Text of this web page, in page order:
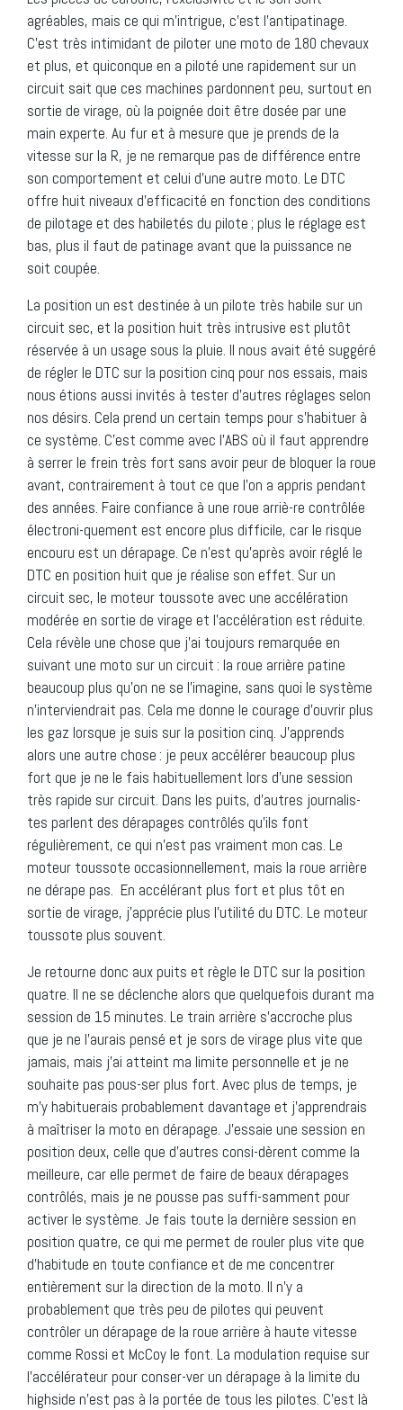
agréables, mais ce qui m’intrigue, c’est l’antipatinage.
C’est très intimidant de piloter une moto de 180 chevaux
et plus, et quiconque en a piloté une rapidement sur un
circuit sait que ces machines pardonnent peu, surtout en
sortie de virage, où la poignée doit être dosée par une
main experte. Au fur et à mesure que je prends de la
vitesse sur la R, je ne remarque pas de différence entre
son comportement et celui d’une autre moto. Le DTC
offre huit niveaux d’efficacité en fonction des conditions
de pilotage et des habiletés du pilote ; plus le réglage est
bas, plus il faut de patinage avant que la puissance ne
soit coupée.
La position un est destinée à un pilote très habile sur un
circuit sec, et la position huit très intrusive est plutôt
réservée à un usage sous la pluie. Il nous avait été suggéré
de régler le DTC sur la position cinq pour nos essais, mais
nous étions aussi invités à tester d’autres réglages selon
nos désirs. Cela prend un certain temps pour s’habituer à
ce système. C’est comme avec l’ABS où il faut apprendre
à serrer le frein très fort sans avoir peur de bloquer la roue
avant, contrairement à tout ce que l’on a appris pendant
des années. Faire confiance à une roue arriè-re contrôlée
électroni-quement est encore plus difficile, car le risque
encouru est un dérapage. Ce n’est qu’après avoir réglé le
DTC en position huit que je réalise son effet. Sur un
circuit sec, le moteur toussote avec une accélération
modérée en sortie de virage et l’accélération est réduite.
Cela révèle une chose que j’ai toujours remarquée en
suivant une moto sur un circuit : la roue arrière patine
beaucoup plus qu’on ne se l’imagine, sans quoi le système
n’interviendrait pas. Cela me donne le courage d’ouvrir plus
les gaz lorsque je suis sur la position cinq. J’apprends
alors une autre chose : je peux accélérer beaucoup plus
fort que je ne le fais habituellement lors d’une session
très rapide sur circuit. Dans les puits, d’autres journalis-
tes parlent des dérapages contrôlés qu’ils font
régulièrement, ce qui n’est pas vraiment mon cas. Le
moteur toussote occasionnellement, mais la roue arrière
ne dérape pas. En accélérant plus fort et plus tôt en
sortie de virage, j’apprécie plus l’utilité du DTC. Le moteur
toussote plus souvent.
Je retourne donc aux puits et règle le DTC sur la position
quatre. Il ne se déclenche alors que quelquefois durant ma
session de 15 minutes. Le train arrière s’accroche plus
que je ne l’aurais pensé et je sors de virage plus vite que
jamais, mais j’ai atteint ma limite personnelle et je ne
souhaite pas pous-ser plus fort. Avec plus de temps, je
m’y habituerais probablement davantage et j’apprendrais
à maîtriser la moto en dérapage. J’essaie une session en
position deux, celle que d’autres consi-dèrent comme la
meilleure, car elle permet de faire de beaux dérapages
contrôlés, mais je ne pousse pas suffi-samment pour
activer le système. Je fais toute la dernière session en
position quatre, ce qui me permet de rouler plus vite que
d’habitude en toute confiance et de me concentrer
entièrement sur la direction de la moto. Il n’y a
probablement que très peu de pilotes qui peuvent
contrôler un dérapage de la roue arrière à haute vitesse
comme Rossi et McCoy le font. La modulation requise sur
l’accélérateur pour conser-ver un dérapage à la limite du
highside n’est pas à la portée de tous les pilotes. C’est là